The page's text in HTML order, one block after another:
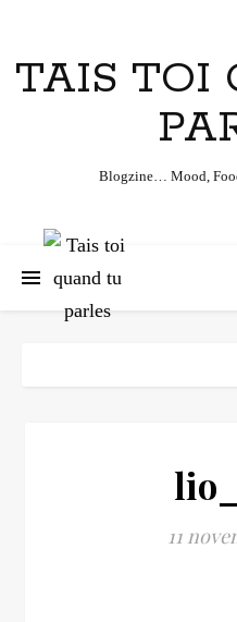
TAIS TOI
Blogzine… Mood,
11